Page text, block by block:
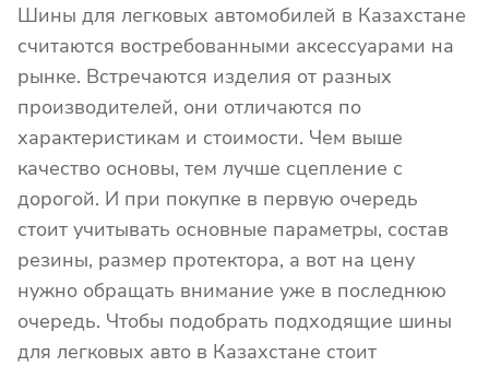
Шины для легковых автомобилей в Казахстане
считаются востребованными аксессуарами на
рынке. Встречаются изделия от разных
производителей, они отличаются по
характеристикам и стоимости. Чем выше
качество основы, тем лучше сцепление с
дорогой. И при покупке в первую очередь
стоит учитывать основные параметры, состав
резины, размер протектора, а вот на цену
нужно обращать внимание уже в последнюю
очередь. Чтобы подобрать подходящие шины
для легковых авто в Казахстане стоит